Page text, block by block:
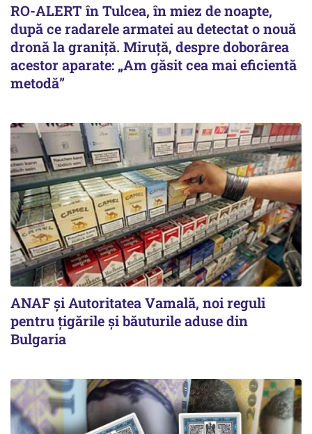
RO-ALERT în Tulcea, în miez de noapte,
după ce radarele armatei au detectat o nouă
dronă la graniță. Miruță, despre doborârea
acestor aparate: „Am găsit cea mai eficientă
metodă”
ANAF și Autoritatea Vamală, noi reguli
pentru țigările și băuturile aduse din
Bulgaria